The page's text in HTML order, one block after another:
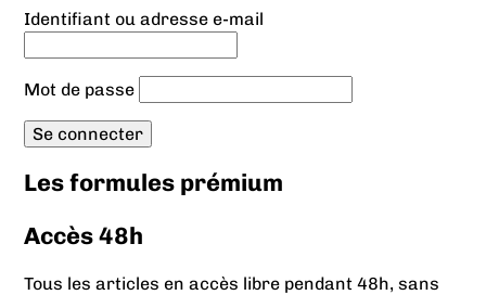
Identifiant ou adresse e-mail
Mot de passe
Les formules prémium
Accès 48h
Tous les articles en accès libre pendant 48h, sans